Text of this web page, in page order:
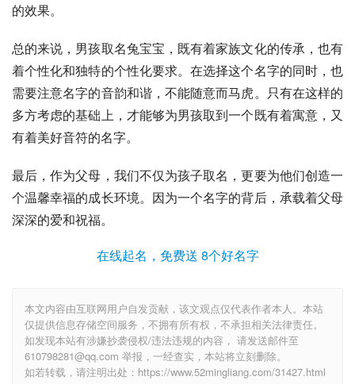
的效果。
总的来说，男孩取名兔宝宝，既有着家族文化的传承，也有
着个性化和独特的个性化要求。在选择这个名字的同时，也
需要注意名字的音韵和谐，不能随意而马虎。只有在这样的
多方考虑的基础上，才能够为男孩取到一个既有着寓意，又
有着美好音符的名字。
最后，作为父母，我们不仅为孩子取名，更要为他们创造一
个温馨幸福的成长环境。因为一个名字的背后，承载着父母
深深的爱和祝福。
在线起名，免费送 8个好名字
本文内容由互联网用户自发贡献，该文观点仅代表作者本人。本站
仅提供信息存储空间服务，不拥有所有权，不承担相关法律责任。
如发现本站有涉嫌抄袭侵权/违法违规的内容， 请发送邮件至
610798281@qq.com 举报，一经查实，本站将立刻删除。
如若转载，请注明出处：https://www.52mingliang.com/31427.html